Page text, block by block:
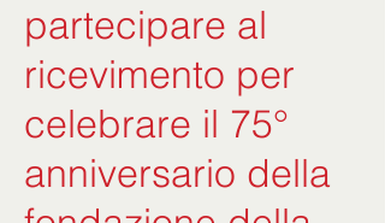
partecipare al
ricevimento per
celebrare il 75°
anniversario della